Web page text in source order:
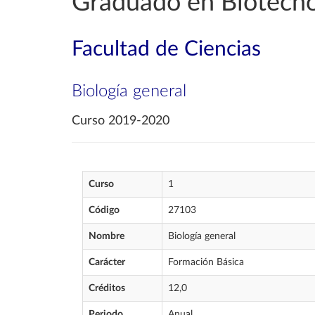
Facultad de Ciencias
Biología general
Curso 2019-2020
Curso 1
Código 27103
Nombre Biología general
Carácter Formación Básica
Créditos 12,0